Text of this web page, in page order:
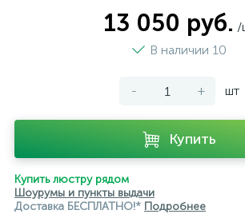
подвесные светильники Lightstar
подвесные светильники Lumion
подвесные светильники Newport
подвесные светильники Odeon Light
13 050 руб. /
В наличии 10
- + шт
Купить
Купить люстру рядом
Шоурумы и пункты выдачи
Доставка БЕСПЛАТНО!* Подробнее